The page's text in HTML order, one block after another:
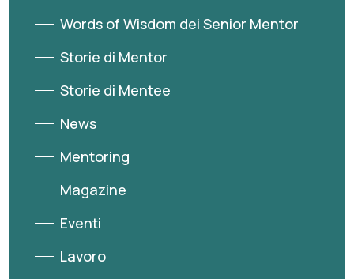
Words of Wisdom dei Senior Mentor
Storie di Mentor
Storie di Mentee
News
Mentoring
Magazine
Eventi
Lavoro